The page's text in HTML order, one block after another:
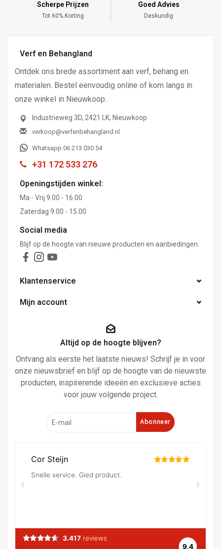
Scherpe Prijzen
Tot 60% Korting
Goed Advies
Deskundig
Verf en Behangland
Ontdek ons brede assortiment aan verf, behang en
materialen. Bestel eenvoudig online of kom langs in
onze winkel in Nieuwkoop.
Industrieweg 3D, 2421 LK, Nieuwkoop
verkoop@verfenbehangland.nl
Whatsapp 06 213 030 54
+31 172 533 276
Openingstijden winkel:
Ma - Vrij 9.00 - 16.00
Zaterdag 9.00 - 15.00
Social media
Blijf op de hoogte van nieuwe producten en aanbiedingen.
Klantenservice
Mijn account
Altijd op de hoogte blijven?
Ontvang als eerste het laatste nieuws! Schrijf je in voor
onze nieuwsbrief en blijf op de hoogte van de nieuwste
producten, inspirerende ideeën en exclusieve acties
voor jouw volgende project.
Abonneer